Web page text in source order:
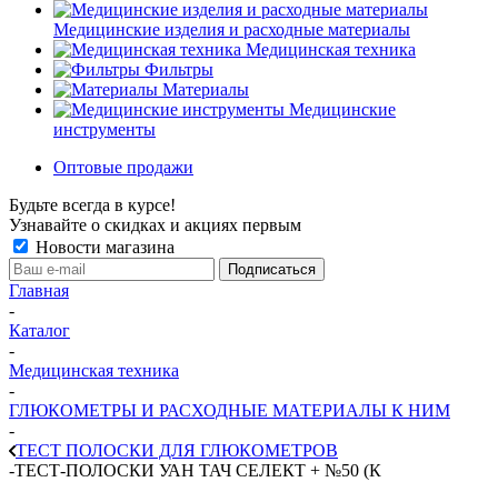
Медицинские изделия и расходные материалы
Медицинская техника
Фильтры
Материалы
Медицинские
инструменты
Оптовые продажи
Будьте всегда в курсе!
Узнавайте о скидках и акциях первым
Новости магазина
Главная
-
Каталог
-
Медицинская техника
-
ГЛЮКОМЕТРЫ И РАСХОДНЫЕ МАТЕРИАЛЫ К НИМ
-
ТЕСТ ПОЛОСКИ ДЛЯ ГЛЮКОМЕТРОВ
-ТЕСТ-ПОЛОСКИ УАН ТАЧ СЕЛЕКТ + №50 (К